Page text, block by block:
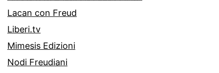
Lacan con Freud
Liberi.tv
Mimesis Edizioni
Nodi Freudiani